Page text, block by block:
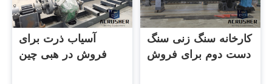
آسیاب ذرت برای
فروش در هبی چین
کارخانه سنگ زنی سنگ
دست دوم برای فروش